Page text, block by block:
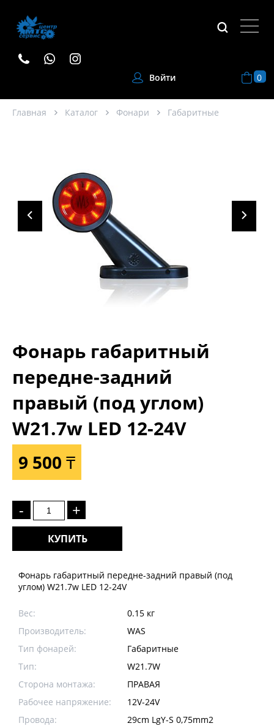
Войти 0
Главная Каталог Фонари Габаритные
Фонарь габаритный
передне-задний
правый (под углом)
W21.7w LED 12-24V
9 500 ₸
- +
КУПИТЬ
Фонарь габаритный передне-задний правый (под
углом) W21.7w LED 12-24V
Вес:
0.15 кг
Производитель:
WAS
Тип фонарей:
Габаритные
Тип:
W21.7W
Сторона монтажа:
ПРАВАЯ
Рабочее напряжение:
12V-24V
Провода:
29cm LgY-S 0,75mm2